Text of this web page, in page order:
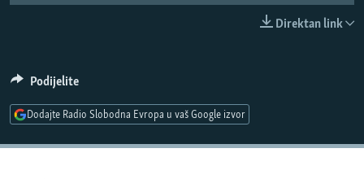
SPECIJALI RSE
VIŠE OD NASLOVA
PRATITE NAS
Direktan link
Podijelite
Dodajte Radio Slobodna Evropa u vaš Google izvor